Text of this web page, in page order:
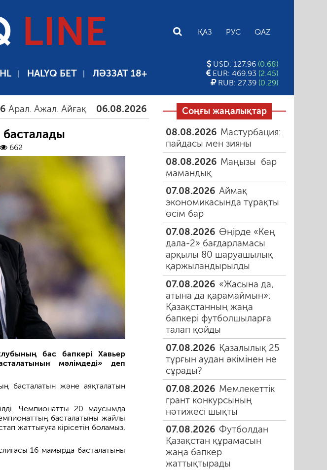
LINE ҚАЗ РУС QAZ
HL HALYQ БЕТ ЛӘЗЗАТ 18+
USD: 127.96 (0.68)
EUR: 469.93 (2.45)
RUB: 27.39 (0.29)
Ажал. Айғақ 06.08.2026 Тамыздағы таңғы түтін 06.08.2026
662
бас бапкері Хавьер
мәлімдеді» деп
басталатын және аяқталатын
Чемпионатты 20 маусымда
басталатыны жайлы
жаттығуға кірісетін боламыз,
16 мамырда басталатыны
Соңғы жаңалықтар
08.08.2026 Мастурбация:
пайдасы мен зияны
08.08.2026 Маңызы бар
мамандық
07.08.2026 Аймақ
экономикасында тұрақты
өсім бар
07.08.2026 Өңірде «Кең
дала-2» бағдарламасы
арқылы 80 шаруашылық
қаржыландырылды
07.08.2026 «Жасына да,
атына да қарамаймын»:
Қазақстанның жаңа
бапкері футболшыларға
талап қойды
07.08.2026 Қазалылық 25
тұрғын аудан әкімінен не
сұрады?
07.08.2026 Мемлекеттік
грант конкурсының
нәтижесі шықты
07.08.2026 Футболдан
Қазақстан құрамасын
жаңа бапкер
жаттықтырады